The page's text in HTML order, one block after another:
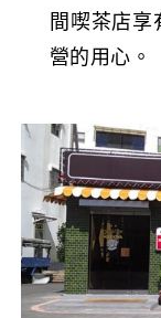
間喫茶店
營的用心。